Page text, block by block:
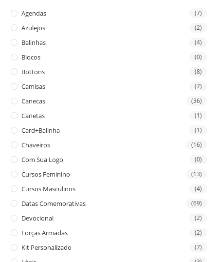
Agendas (7)
Azulejos (2)
Balinhas (4)
Blocos (0)
Bottons (8)
Camisas (7)
Canecas (36)
Canetas (1)
Card+Balinha (1)
Chaveiros (16)
Com Sua Logo (0)
Cursos Feminino (13)
Cursos Masculinos (4)
Datas Comemorativas (69)
Devocional (2)
Forças Armadas (2)
Kit Personalizado (7)